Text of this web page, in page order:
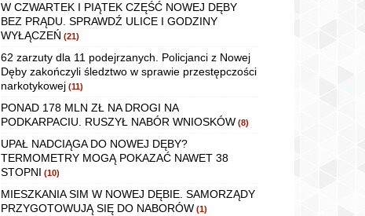
W CZWARTEK I PIĄTEK CZĘŚĆ NOWEJ DĘBY
BEZ PRĄDU. SPRAWDŹ ULICE I GODZINY
WYŁĄCZEŃ (21)
62 zarzuty dla 11 podejrzanych. Policjanci z Nowej
Dęby zakończyli śledztwo w sprawie przestępczości
narkotykowej (11)
PONAD 178 MLN ZŁ NA DROGI NA
PODKARPACIU. RUSZYŁ NABÓR WNIOSKÓW (8)
UPAŁ NADCIĄGA DO NOWEJ DĘBY?
TERMOMETRY MOGĄ POKAZAĆ NAWET 38
STOPNI (10)
MIESZKANIA SIM W NOWEJ DĘBIE. SAMORZĄDY
PRZYGOTOWUJĄ SIĘ DO NABORÓW (1)